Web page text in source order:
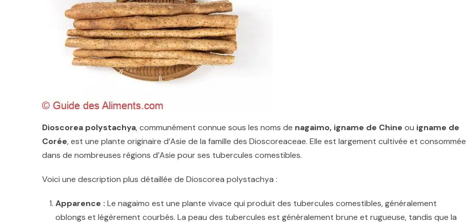
Dioscorea polystachya, communément connue sous les noms de nagaimo, igname de Chine ou igname de
Corée, est une plante originaire d’Asie de la famille des Dioscoreaceae. Elle est largement cultivée et consommée
dans de nombreuses régions d’Asie pour ses tubercules comestibles.
Voici une description plus détaillée de Dioscorea polystachya :
Apparence : Le nagaimo est une plante vivace qui produit des tubercules comestibles, généralement
oblongs et légèrement courbés. La peau des tubercules est généralement brune et rugueuse, tandis que la